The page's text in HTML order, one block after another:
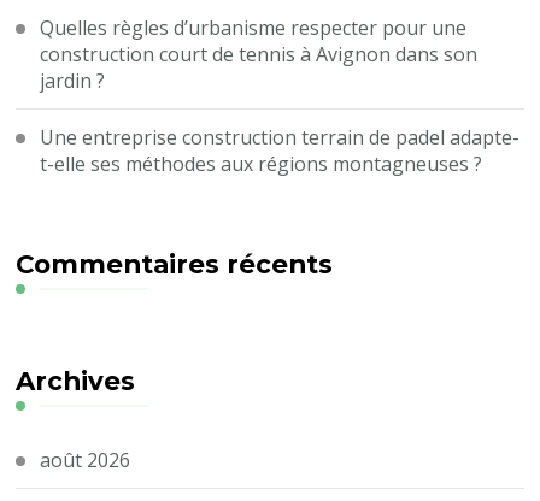
Quelles règles d’urbanisme respecter pour une
construction court de tennis à Avignon dans son
jardin ?
Une entreprise construction terrain de padel adapte-
t-elle ses méthodes aux régions montagneuses ?
Commentaires récents
Archives
août 2026